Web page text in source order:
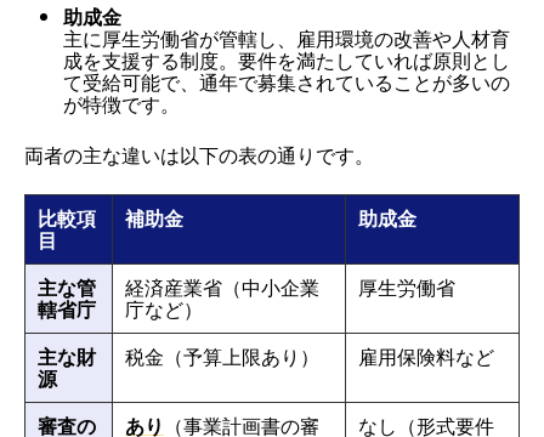
助成金
主に厚生労働省が管轄し、雇用環境の改善や人材育
成を支援する制度。要件を満たしていれば原則とし
て受給可能で、通年で募集されていることが多いの
が特徴です。
両者の主な違いは以下の表の通りです。
比較項
目
補助金 助成金
主な管
轄省庁
経済産業省（中小企業
庁など）
厚生労働省
主な財
源
税金（予算上限あり） 雇用保険料など
審査の あり （事業計画書の審 なし（形式要件